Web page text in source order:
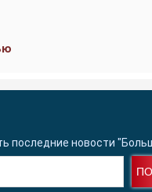
последние новости